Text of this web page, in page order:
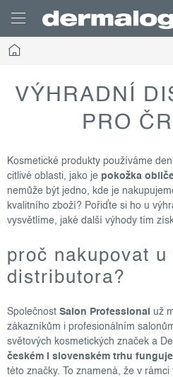
obsah
Domů
VÝHRADNÍ
PRO
Kosmetické produkty používáme
citlivé oblasti, jako je pokožka
nemůže být jedno, kde je
kvalitního zboží? Pořiďte si ho u
vysvětlíme, jaké další výhody tím
proč nakupovat
distributora?
Společnost Salon Professional
už
zákazníkům i profesionálním
světových kosmetických značek a
českém i slovenském trhu
této značky. To znamená, že v